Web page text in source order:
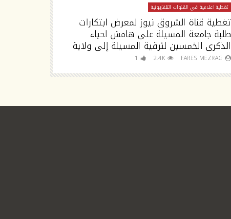
تغطية اعلامية في القنوات التلفزيونية
تغطية قناة الشروق نيوز لمعرض ابتكارات
طلبة جامعة المسيلة على هامش احياء
الذكرى الخمسين لترقية المسيلة إلى ولاية
FARES MEZRAG
2.4K
1